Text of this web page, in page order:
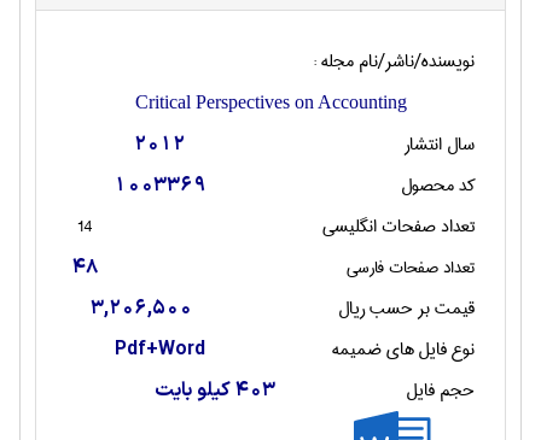
نویسنده/ناشر/نام مجله :
Critical Perspectives on Accounting
سال انتشار 2012
کد محصول 1003369
تعداد صفحات انگليسی
14
تعداد صفحات فارسی
48
قیمت بر حسب ریال 3,206,500
نوع فایل های ضمیمه Pdf+Word
حجم فایل 403 کیلو بایت